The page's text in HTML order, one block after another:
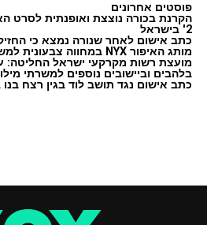
פוסטים אחרונים
הקרנת בכורה נוצצת ואופנתית לסרט
2' בישראל
כתב אישום לאחר שנורה נמצא כי
מותג האיפור NYX במחווה צבעונית למשפחת סימפסון
בלהבים וביישובים נוספים למשרתי
כתב אישום נגד תושב לוד בגין רצח בנו בן ה-7